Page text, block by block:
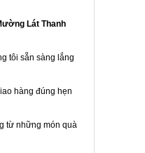
Lát Thanh
tôi sẵn sàng lắng
hàng đúng hẹn
từ những món quà